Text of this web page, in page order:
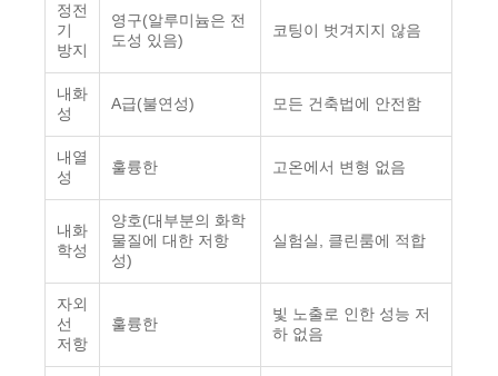
정전
기
방지
영구(알루미늄은 전
도성 있음)
코팅이 벗겨지지 않음
내화
성
A급(불연성) 모든 건축법에 안전함
내열
성
훌륭한 고온에서 변형 없음
내화
학성
양호(대부분의 화학
물질에 대한 저항
성)
실험실, 클린룸에 적합
자외
선
저항
훌륭한
빛 노출로 인한 성능 저
하 없음